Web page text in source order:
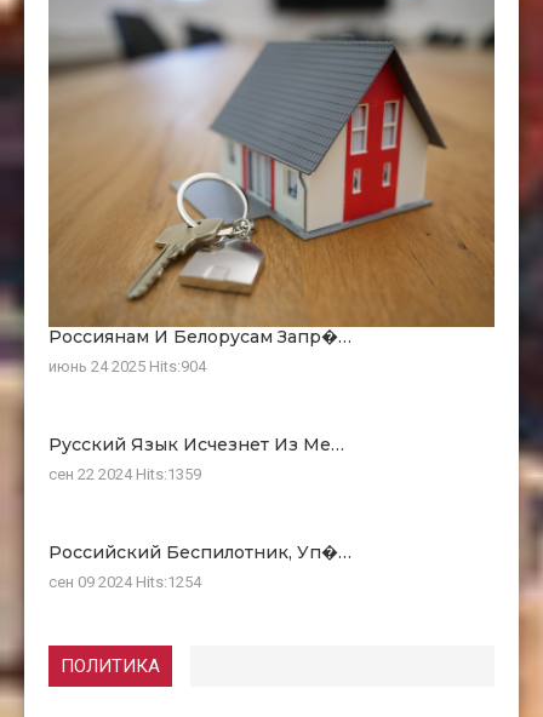
Россиянам И Белорусам Запр�…
июнь 24 2025 Hits:904
Русский Язык Исчезнет Из Ме…
сен 22 2024 Hits:1359
Российский Беспилотник, Уп�…
сен 09 2024 Hits:1254
ПОЛИТИКА